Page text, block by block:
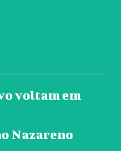
voltam em
Nazareno